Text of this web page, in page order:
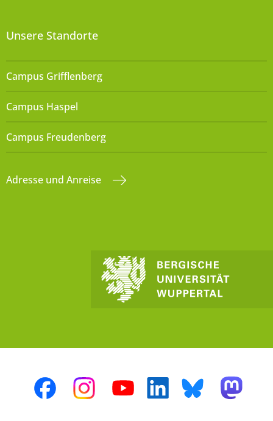
Unsere Standorte
Campus Grifflenberg
Campus Haspel
Campus Freudenberg
Adresse und Anreise